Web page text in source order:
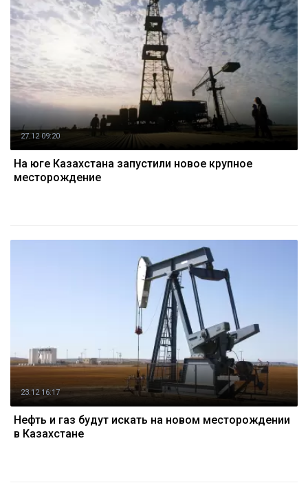
27.12 09:20
На юге Казахстана запустили новое крупное
месторождение
23.12 16:17
Нефть и газ будут искать на новом месторождении
в Казахстане